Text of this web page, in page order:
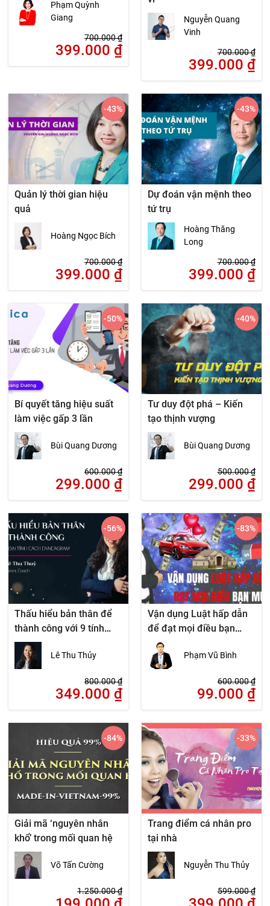
Phạm Quỳnh
Giang
700.000₫
399.000 ₫
Nguyễn Quang
Vinh
700.000₫
399.000 ₫
Quản lý thời gian hiệu
quả
Hoàng Ngọc Bích
700.000₫
399.000 ₫
-43%
Dự đoán vận mệnh theo
tứ trụ
Hoàng Thăng
Long
700.000₫
399.000 ₫
-43%
Bí quyết tăng hiệu suất
làm việc gấp 3 lần
Bùi Quang Dương
600.000₫
299.000 ₫
-50%
Tư duy đột phá – Kiến
tạo thịnh vượng
Bùi Quang Dương
500.000₫
299.000 ₫
-40%
Thấu hiểu bản thân để
thành công với 9 tính
cách Enneagram
Lê Thu Thủy
800.000₫
349.000 ₫
-56%
Vận dụng Luật hấp dẫn
để đạt mọi điều bạn
muốn
Phạm Vũ Bình
600.000₫
99.000 ₫
-83%
Giải mã ‘nguyên nhân
khổ’ trong mối quan hệ
Võ Tấn Cường
1.250.000₫
-84%
Trang điểm cá nhân pro
tại nhà
Nguyễn Thu Thủy
599.000₫
-33%